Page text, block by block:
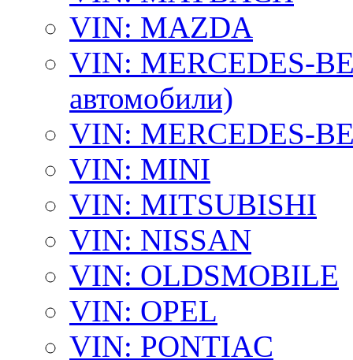
VIN: MAZDA
VIN: MERCEDES-
автомобили)
VIN: MERCEDES-
VIN: MINI
VIN: MITSUBISHI
VIN: NISSAN
VIN: OLDSMOBILE
VIN: OPEL
VIN: PONTIAC